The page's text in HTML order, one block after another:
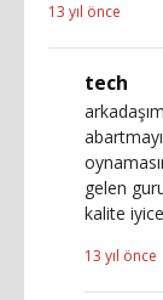
13 yıl önce
tech
gelen
kalite
13 yıl önce